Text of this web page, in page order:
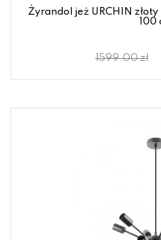
Żyrandol jeż URCHIN złoty
100
1599.00 zł